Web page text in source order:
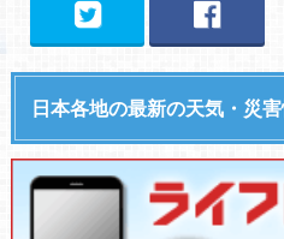
日本各地の最新の天気・災